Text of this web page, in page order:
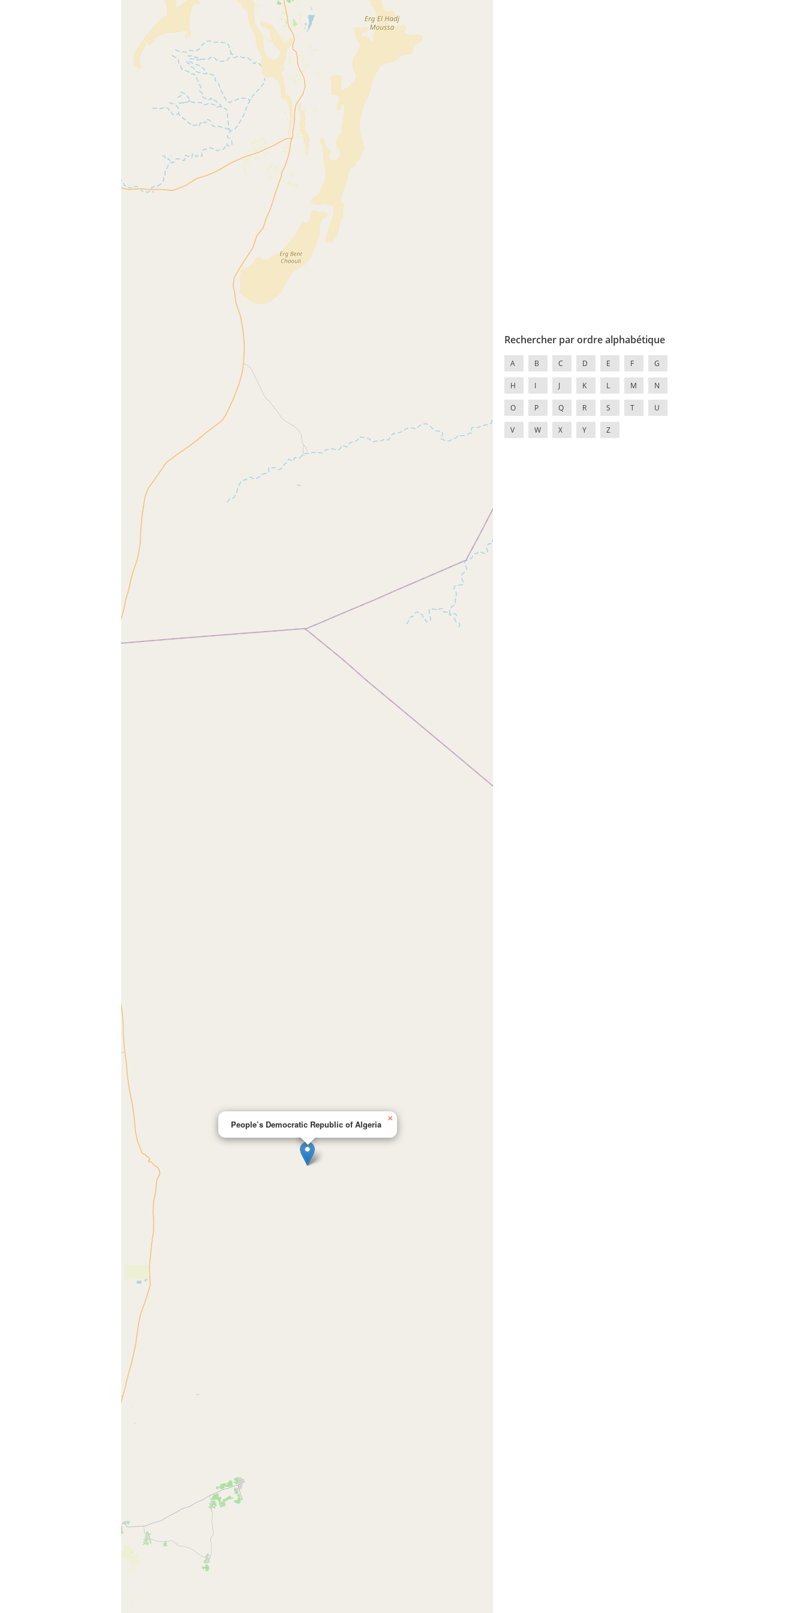
People’s Democratic Republic of Algeria
×
Rechercher par ordre alphabétique
A B C D E F G
H I J K L M N
O P Q R S T U
V W X Y Z